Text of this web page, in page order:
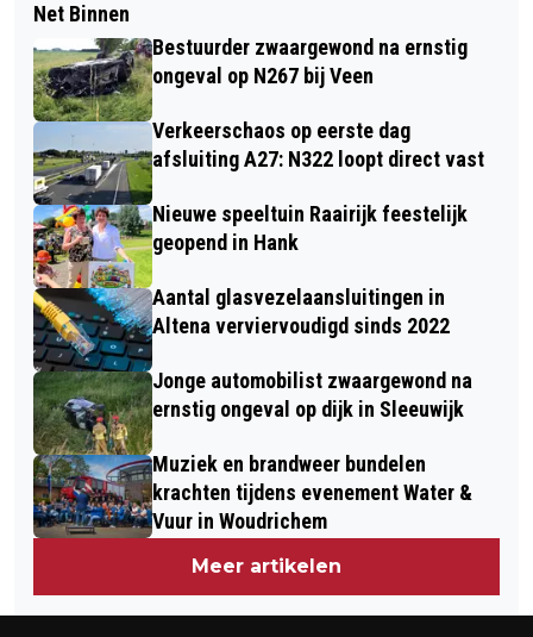
Net Binnen
Bestuurder zwaargewond na ernstig
ongeval op N267 bij Veen
Verkeerschaos op eerste dag
afsluiting A27: N322 loopt direct vast
Nieuwe speeltuin Raairijk feestelijk
geopend in Hank
Aantal glasvezelaansluitingen in
Altena verviervoudigd sinds 2022
Jonge automobilist zwaargewond na
ernstig ongeval op dijk in Sleeuwijk
Muziek en brandweer bundelen
krachten tijdens evenement Water &
Vuur in Woudrichem
Meer artikelen